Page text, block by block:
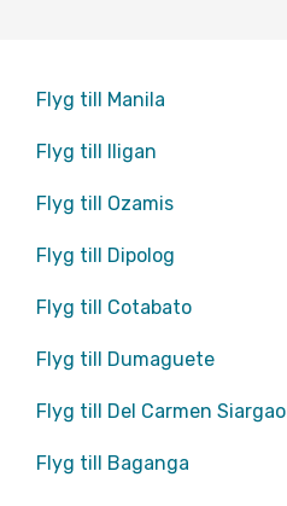
Flyg till Manila
Flyg till Iligan
Flyg till Ozamis
Flyg till Dipolog
Flyg till Cotabato
Flyg till Dumaguete
Flyg till Del Carmen Siargao
Flyg till Baganga